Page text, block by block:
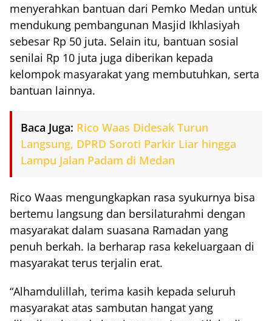
menyerahkan bantuan dari Pemko Medan untuk
mendukung pembangunan Masjid Ikhlasiyah
sebesar Rp 50 juta. Selain itu, bantuan sosial
senilai Rp 10 juta juga diberikan kepada
kelompok masyarakat yang membutuhkan, serta
bantuan lainnya.
Baca Juga: Rico Waas Didesak Turun
Langsung, DPRD Soroti Parkir Liar hingga
Lampu Jalan Padam di Medan
Rico Waas mengungkapkan rasa syukurnya bisa
bertemu langsung dan bersilaturahmi dengan
masyarakat dalam suasana Ramadan yang
penuh berkah. Ia berharap rasa kekeluargaan di
masyarakat terus terjalin erat.
“Alhamdulillah, terima kasih kepada seluruh
masyarakat atas sambutan hangat yang